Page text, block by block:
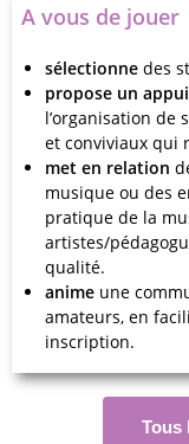
A vous de jouer
sélectionne des
propose un appui
l’organisation de
et conviviaux qui
met en relation
musique ou des
pratique de la
artistes/
qualité.
anime une
amateurs, en
inscription.
Tous